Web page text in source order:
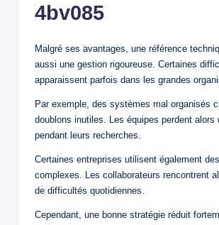
4bv085
Malgré ses avantages, une référence
aussi une gestion rigoureuse. Certaines
apparaissent parfois dans les grandes
Par exemple, des systèmes mal organisés
doublons inutiles. Les équipes perdent alors
pendant leurs recherches.
Certaines entreprises utilisent également
complexes. Les collaborateurs rencontrent
de difficultés quotidiennes.
Cependant, une bonne stratégie réduit